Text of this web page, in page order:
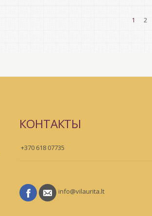
1 2
КОНТАКТЫ
+370 618 07735
info@vilaurita.lt